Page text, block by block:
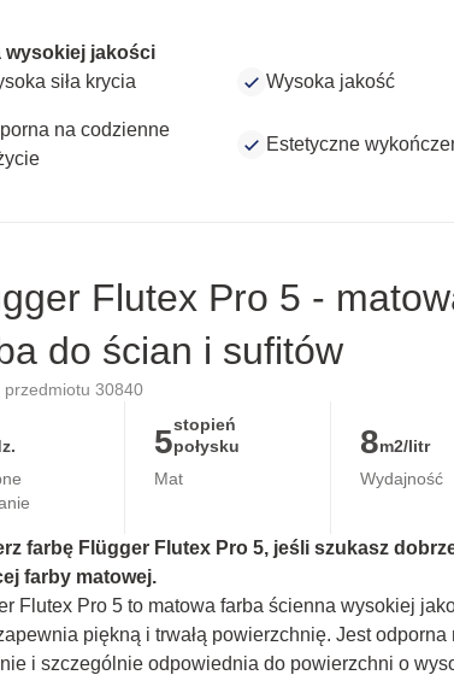
wysokiej jakości
siła krycia
Wysoka jakość
na codzienne
Estetyczne
Flutex Pro 5 -
do ścian i sufitów
przedmiotu 30840
5stopień
połysku
Mat
8m2/litr
Wydajność
farbę Flügger Flutex Pro 5, jeśli szukasz
farby matowej.
Flutex Pro 5 to matowa farba ścienna wysokiej
piękną i trwałą powierzchnię. Jest odporna
i szczególnie odpowiednia do powierzchni o